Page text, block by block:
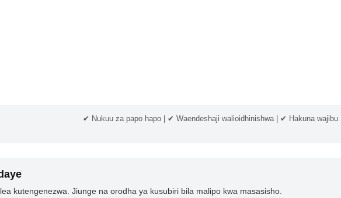
✔ Nukuu za papo hapo | ✔ Waendeshaji walioidhinishwa | ✔ Hakuna wajibu
kutengenezwa. Jiunge na orodha ya kusubiri bila malipo kwa masasisho.